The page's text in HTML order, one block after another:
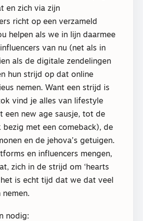
en zich via zijn
richt op een verzameld
helpen als we in lijn daarmee
van nu (net als in
als de digitale zendelingen
hun strijd op dat online
nemen. Want een strijd is
vind je alles van lifestyle
een new age sausje, tot de
bezig met een comeback), de
en de jehova’s getuigen.
en influencers mengen,
zich in de strijd om ‘hearts
het is echt tijd dat we dat veel
nemen.
nodig: